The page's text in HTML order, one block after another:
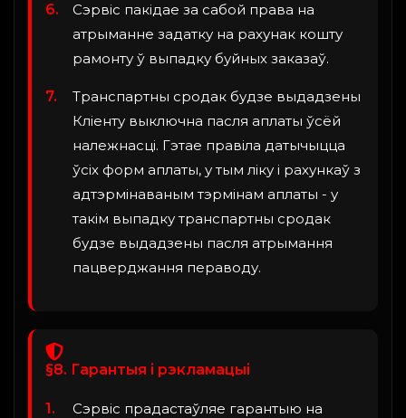
Сэрвіс пакідае за сабой права на
атрыманне задатку на рахунак кошту
рамонту ў выпадку буйных заказаў.
Транспартны сродак будзе выдадзены
Кліенту выключна пасля аплаты ўсёй
належнасці. Гэтае правіла датычыцца
ўсіх форм аплаты, у тым ліку і рахункаў з
адтэрмінаваным тэрмінам аплаты - у
такім выпадку транспартны сродак
будзе выдадзены пасля атрымання
пацверджання пераводу.
§8. Гарантыя і рэкламацыі
Сэрвіс прадастаўляе гарантыю на